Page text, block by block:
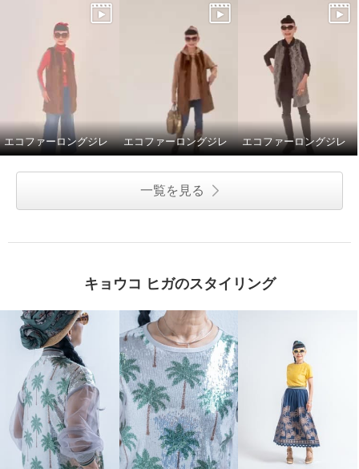
エコファーロングジレ エコファーロングジレ エコファーロングジレ
一覧を見る
キョウコ ヒガのスタイリング